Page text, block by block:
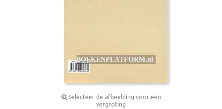
Selecteer de afbeelding voor een
vergroting